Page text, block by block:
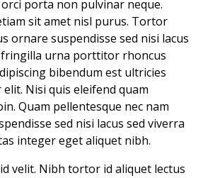
porta non pulvinar neque.
sit amet nisl purus. Tortor
ornare suspendisse sed nisi lacus
fringilla urna porttitor rhoncus
bibendum est ultricies
Nisi quis eleifend quam
Quam pellentesque nec nam
sed nisi lacus sed viverra
integer eget aliquet nibh.
velit. Nibh tortor id aliquet lectus